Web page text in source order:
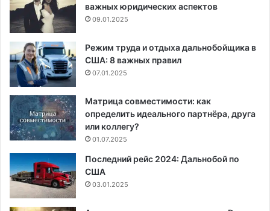
важных юридических аспектов
09.01.2025
Режим труда и отдыха дальнобойщика в
США: 8 важных правил
07.01.2025
Матрица совместимости: как
определить идеального партнёра, друга
или коллегу?
01.07.2025
Последний рейс 2024: Дальнобой по
США
03.01.2025